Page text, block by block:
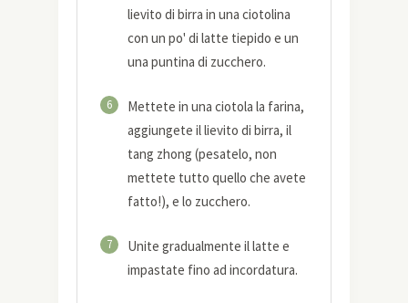
lievito di birra in una ciotolina
con un po' di latte tiepido e un
una puntina di zucchero.
6
Mettete in una ciotola la farina,
aggiungete il lievito di birra, il
tang zhong (pesatelo, non
mettete tutto quello che avete
fatto!), e lo zucchero.
7
Unite gradualmente il latte e
impastate fino ad incordatura.